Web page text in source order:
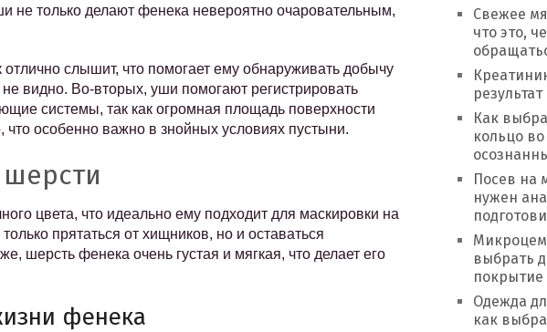
не только делают фенека невероятно очаровательным,
слышит, что помогает ему обнаруживать добычу
видно. Во-вторых, уши помогают регистрировать
системы, так как огромная площадь поверхности
что особенно важно в знойных условиях пустыни.
цвета, что идеально ему подходит для маскировки на
прятаться от хищников, но и оставаться
шерсть фенека очень густая и мягкая, что делает его
фенека
Свежее
что это,
Как
кольцо
Посев на
нужен
выбрать
покрытие
Одежда
как